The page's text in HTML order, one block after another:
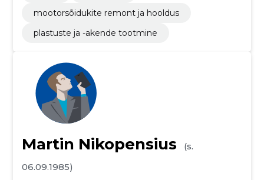
mootorsõidukite remont ja hooldus
plastuste ja -akende tootmine
Martin Nikopensius
(s.
06.09.1985)